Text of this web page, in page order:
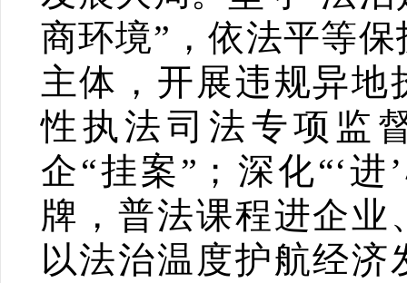
商环境”，依法平等
主体，开展违规异地
性执法司法专项监
企“挂案”；深化“‘进
牌，普法课程进企业
以法治温度护航经济